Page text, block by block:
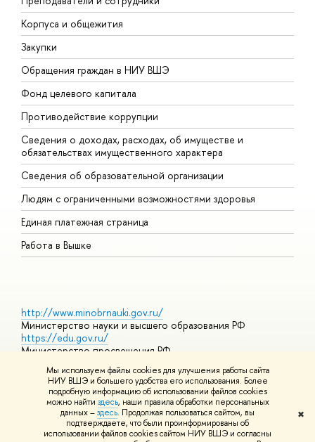
Мы используем файлы cookies для улучшения работы сайта
НИУ ВШЭ и большего удобства его использования. Более
подробную информацию об использовании файлов cookies
можно найти здесь, наши правила обработки персональных
данных –здесь. Продолжая пользоваться сайтом, вы
подтверждаете, что были проинформированы о
использовании файлов cookies сайтом НИУ ВШЭ и согласны
✖
Корпуса и общежития
Закупки
Обращения граждан в НИУ ВШЭ
Фонд целевого капитала
Противодействие коррупции
Сведения о доходах, расходах, об имуществе и
обязательствах имущественного характера
Сведения об образовательной организации
Людям с ограниченными возможностями здоровья
Единая платежная страница
Работа в Вышке
http://www.minobrnauki.gov.ru/
Министерство науки и высшего образования РФ
https://edu.gov.ru/
Министерство просвещения РФ
Массовые открытые онлайн-курсы
© НИУ ВШЭ 1993–2026 Адреса и контактыУсловия
использования материало Политика конфиденциальности